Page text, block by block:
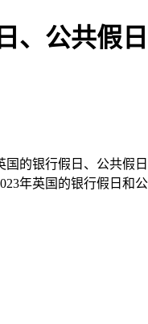
、公共假日
的银行假日、公共假日
年英国的银行假日和公